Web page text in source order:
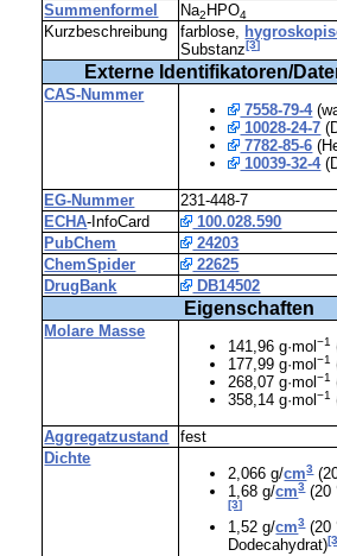
Summenformel Na2 HPO4
Kurzbeschreibung farblose,
Substanz[3]
Externe Identifikatoren/
CAS-Nummer
7558-79-4
10028-24-7
7782-85-6
10039-32-4
EG-Nummer
231-448-7
ECHA-InfoCard
100.028.590
PubChem
24203
ChemSpider
22625
DrugBank
DB14502
Eigenschaften
Molare Masse
141,96 g·mol−1
177,99 g·mol−1
268,07 g·mol−1
358,14 g·mol−1
Aggregatzustand
fest
Dichte
2,066 g/cm3
1,68 g/cm3(20
[3]
1,52 g/cm3(20
Dodecahydrat)